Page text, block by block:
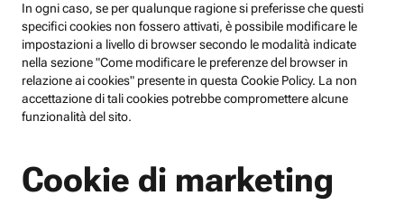
In ogni caso, se per qualunque ragione si preferisse che questi
specifici cookies non fossero attivati, è possibile modificare le
impostazioni a livello di browser secondo le modalità indicate
nella sezione "Come modificare le preferenze del browser in
relazione ai cookies" presente in questa Cookie Policy. La non
accettazione di tali cookies potrebbe compromettere alcune
funzionalità del sito.
Cookie di marketing